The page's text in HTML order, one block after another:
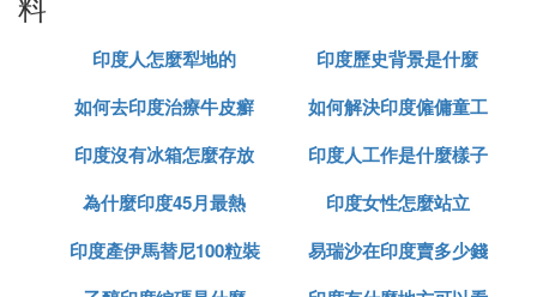
印度成千上萬人不戴口罩參加葬禮，他們為什麼如此
印度地區的疫情愈演愈烈，但是印度的民眾卻沒有這
樣的感覺，印度時不時的就會傳出民眾聚集在一起，
參加活動，或者是慶祝的事情，並且還都不做防護工
作，這會讓交叉感染變得很嚴重。印度地區有一名神
在大街上為這名神職人員送葬，並且在這一群人當
印度人怎麼犁地的
印度歷史背景是什麼
如何去印度治療牛皮癬
如何解決印度僱傭童工
的問題
印度沒有冰箱怎麼存放
食物
印度人工作是什麼樣子
為什麼印度45月最熱
印度女性怎麼站立
印度產伊馬替尼100粒裝
易瑞沙在印度賣多少錢